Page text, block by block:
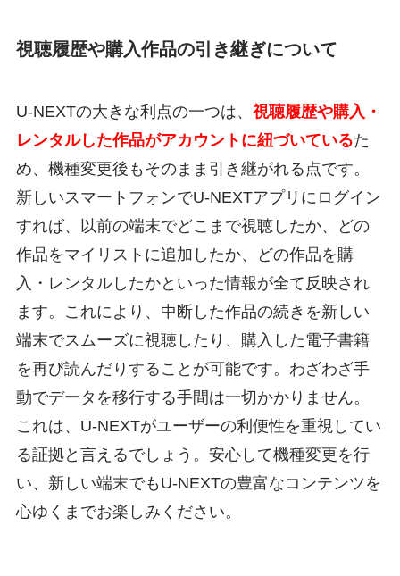
視聴履歴や購入作品の引き継ぎについて
U-NEXTの大きな利点の一つは、 視聴履歴や購入・
レンタルした作品がアカウントに紐づいているた
め、機種変更後もそのまま引き継がれる点です。
新しいスマートフォンでU-NEXTアプリにログイン
すれば、以前の端末でどこまで視聴したか、どの
作品をマイリストに追加したか、どの作品を購
入・レンタルしたかといった情報が全て反映され
ます。これにより、中断した作品の続きを新しい
端末でスムーズに視聴したり、購入した電子書籍
を再び読んだりすることが可能です。わざわざ手
動でデータを移行する手間は一切かかりません。
これは、U-NEXTがユーザーの利便性を重視してい
る証拠と言えるでしょう。安心して機種変更を行
い、新しい端末でもU-NEXTの豊富なコンテンツを
心ゆくまでお楽しみください。